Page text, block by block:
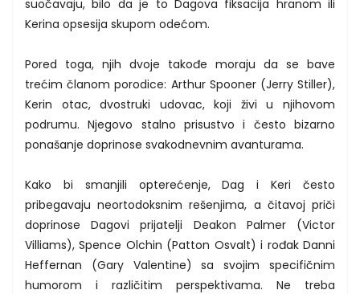
suočavaju, bilo da je to Dagova fiksacija hranom ili
Kerina opsesija skupom odećom.
Pored toga, njih dvoje takođe moraju da se bave
trećim članom porodice: Arthur Spooner (Jerry Stiller),
Kerin otac, dvostruki udovac, koji živi u njihovom
podrumu. Njegovo stalno prisustvo i često bizarno
ponašanje doprinose svakodnevnim avanturama.
Kako bi smanjili opterećenje, Dag i Keri često
pribegavaju neortodoksnim rešenjima, a čitavoj priči
doprinose Dagovi prijatelji Deakon Palmer (Victor
Villiams), Spence Olchin (Patton Osvalt) i rođak Danni
Heffernan (Gary Valentine) sa svojim specifičnim
humorom i različitim perspektivama. Ne treba